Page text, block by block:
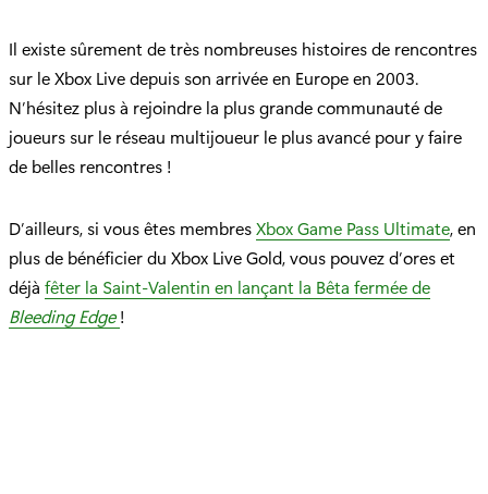
Il existe sûrement de très nombreuses histoires de rencontres
sur le Xbox Live depuis son arrivée en Europe en 2003.
N’hésitez plus à rejoindre la plus grande communauté de
joueurs sur le réseau multijoueur le plus avancé pour y faire
de belles rencontres !
D’ailleurs, si vous êtes membresXbox Game Pass Ultimate, en
plus de bénéficier du Xbox Live Gold, vous pouvez d’ores et
déjà fêter la Saint-Valentin en lançant la Bêta fermée de
Bleeding Edge !